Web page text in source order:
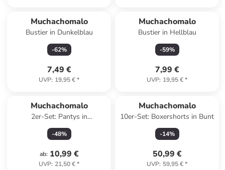
Muchachomalo
Bustier in Dunkelblau
-62%
7,49 €
UVP: 19,95 €*
Muchachomalo
Bustier in Hellblau
-59%
7,99 €
UVP: 19,95 €*
Muchachomalo
2er-Set: Pantys in
Dunkelblau/ Blau
-48%
ab: 10,99 €
UVP: 21,50 €*
Muchachomalo
10er-Set: Boxershorts in Bunt
-14%
50,99 €
UVP: 59,95 €*